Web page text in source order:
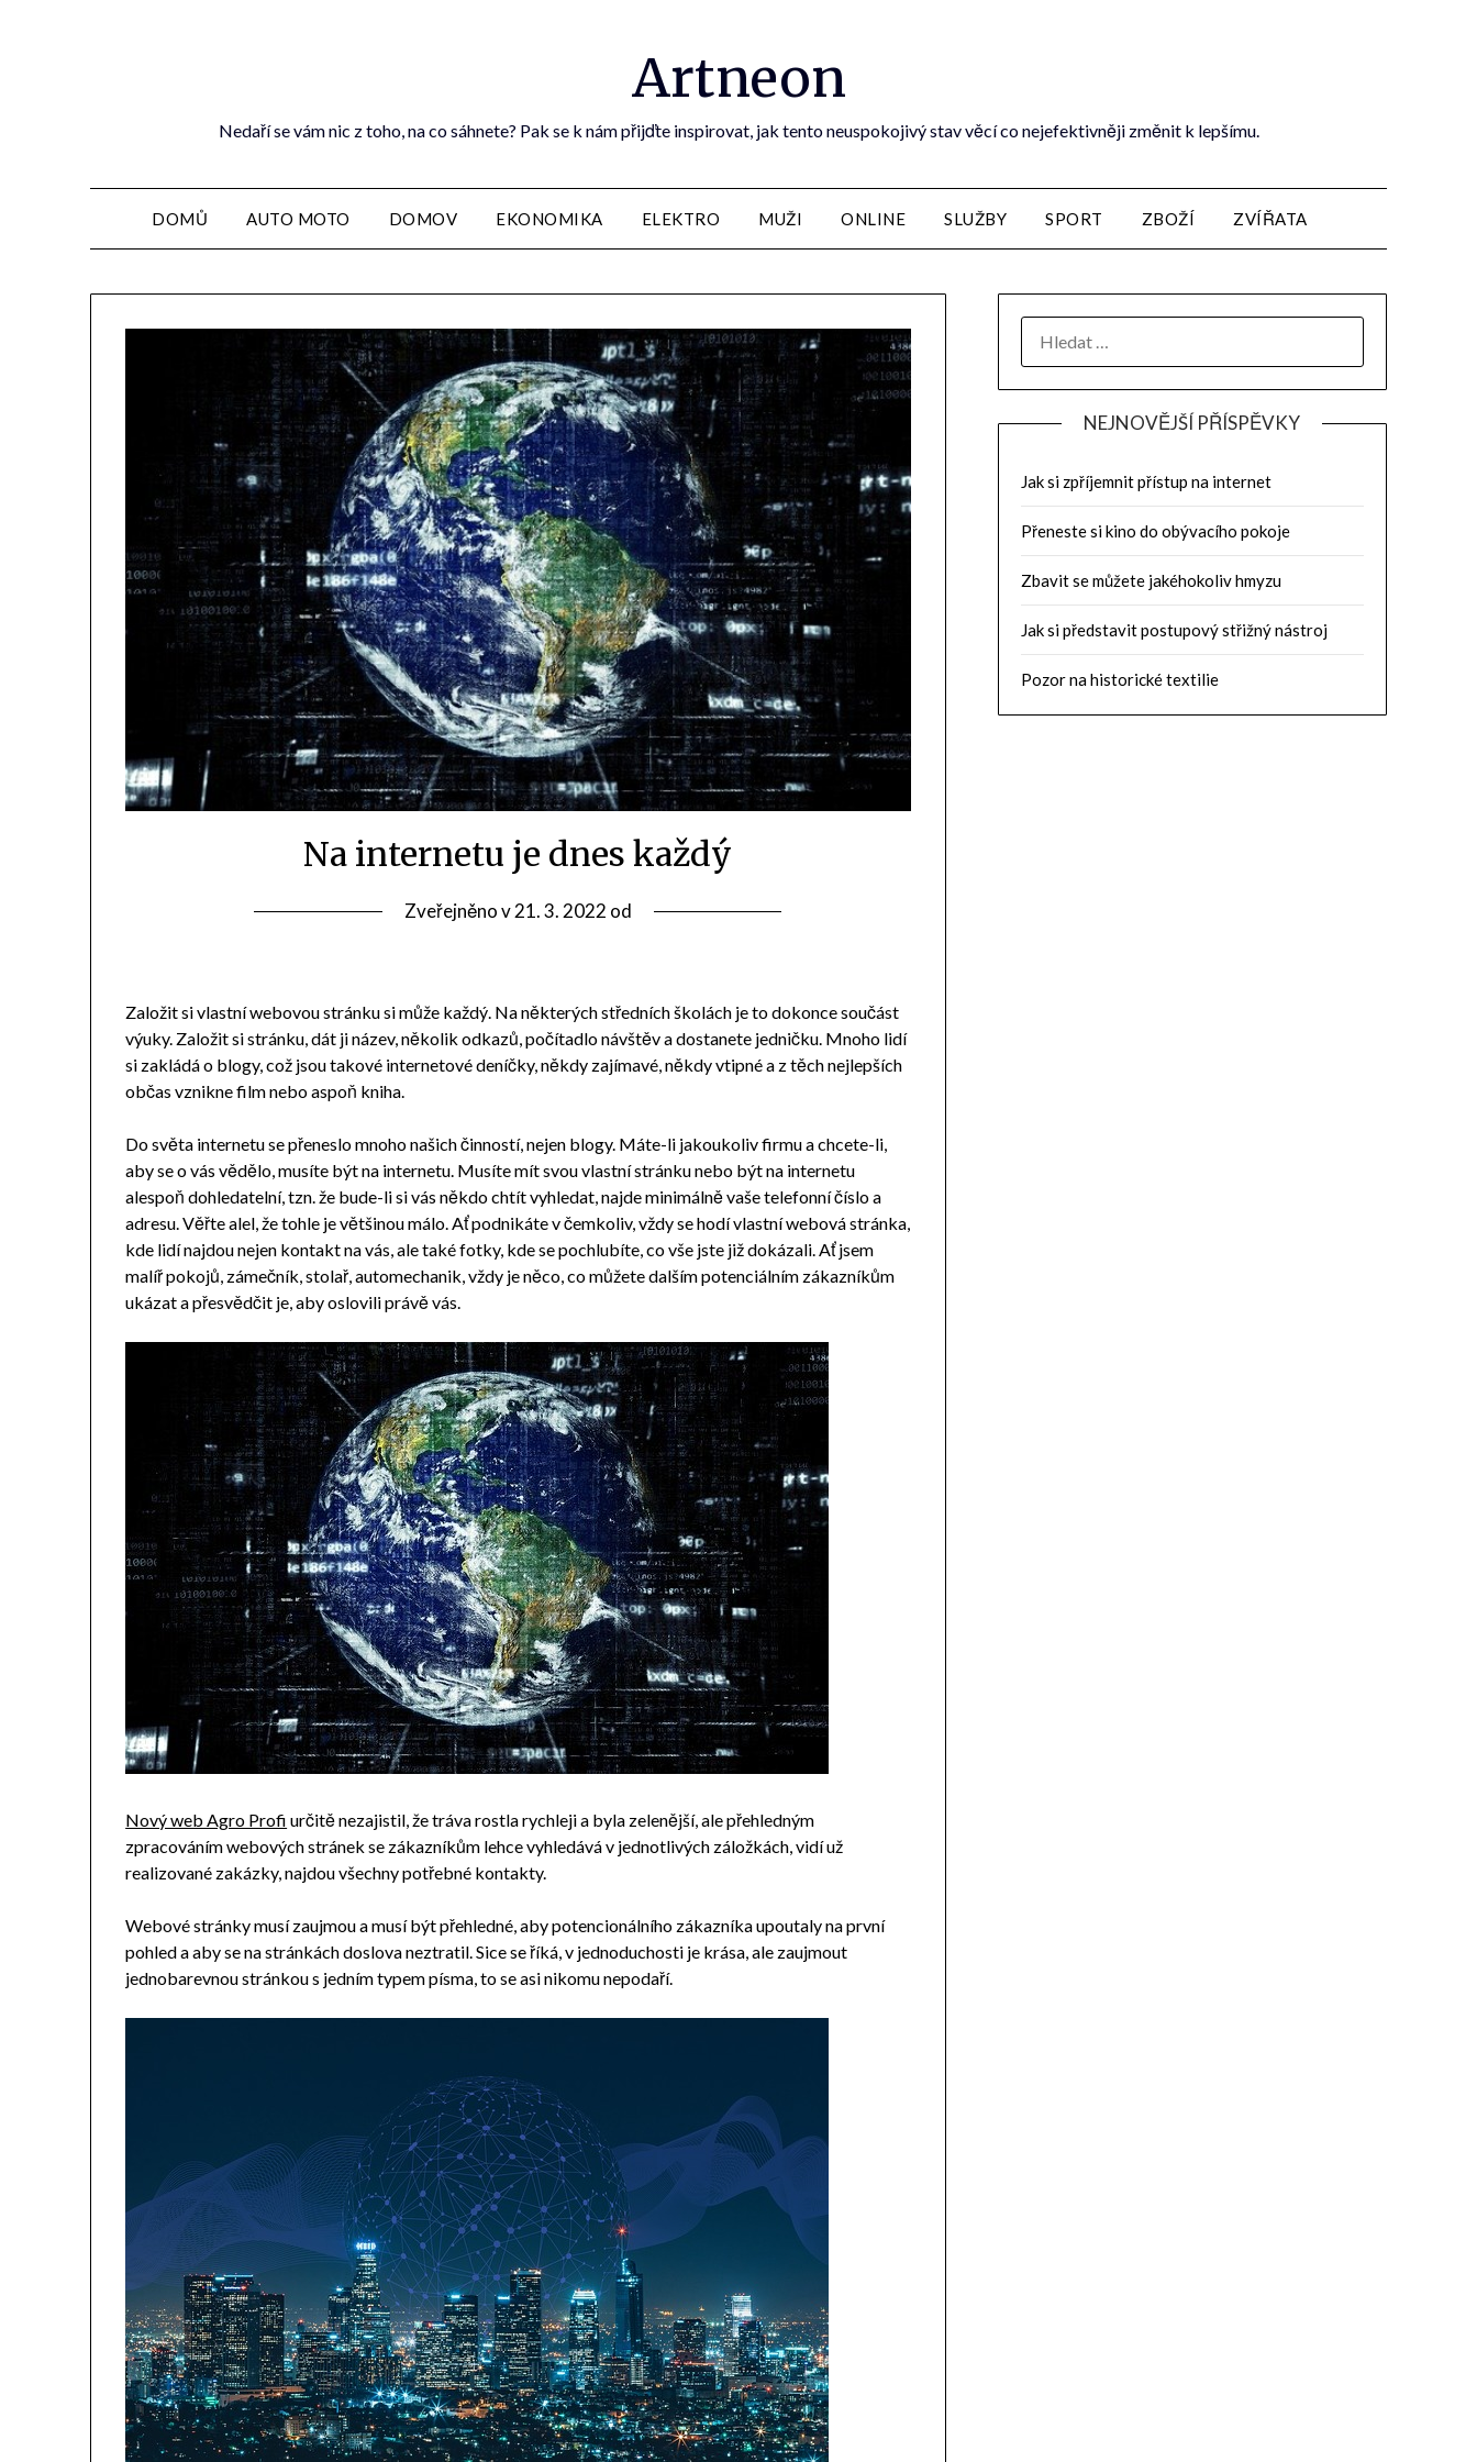
Artneon
Nedaří se vám nic z toho, na co sáhnete? Pak se k nám přijďte inspirovat, jak tento neuspokojivý stav věcí co nejefektivněji změnit k lepšímu.
DOMŮ AUTO MOTO DOMOV EKONOMIKA ELEKTRO MUŽI ONLINE SLUŽBY SPORT ZBOŽÍ ZVÍŘATA
Na internetu je dnes každý
Zveřejněno v21. 3. 2022 od
Založit si vlastní webovou stránku si může každý. Na některých středních školách je to dokonce součást
výuky. Založit si stránku, dát ji název, několik odkazů, počítadlo návštěv a dostanete jedničku. Mnoho lidí
si zakládá o blogy, což jsou takové internetové deníčky, někdy zajímavé, někdy vtipné a z těch nejlepších
občas vznikne film nebo aspoň kniha.
Do světa internetu se přeneslo mnoho našich činností, nejen blogy. Máte-li jakoukoliv firmu a chcete-li,
aby se o vás vědělo, musíte být na internetu. Musíte mít svou vlastní stránku nebo být na internetu
alespoň dohledatelní, tzn. že bude-li si vás někdo chtít vyhledat, najde minimálně vaše telefonní číslo a
adresu. Věřte alel, že tohle je většinou málo. Ať podnikáte v čemkoliv, vždy se hodí vlastní webová stránka,
kde lidí najdou nejen kontakt na vás, ale také fotky, kde se pochlubíte, co vše jste již dokázali. Ať jsem
malíř pokojů, zámečník, stolař, automechanik, vždy je něco, co můžete dalším potenciálním zákazníkům
ukázat a přesvědčit je, aby oslovili právě vás.
Nový web Agro Profi určitě nezajistil, že tráva rostla rychleji a byla zelenější, ale přehledným
zpracováním webových stránek se zákazníkům lehce vyhledává v jednotlivých záložkách, vidí už
realizované zakázky, najdou všechny potřebné kontakty.
Webové stránky musí zaujmou a musí být přehledné, aby potencionálního zákazníka upoutaly na první
pohled a aby se na stránkách doslova neztratil. Sice se říká, v jednoduchosti je krása, ale zaujmout
jednobarevnou stránkou s jedním typem písma, to se asi nikomu nepodaří.
NEJNOVĚJŠÍ PŘÍSPĚVKY
Jak si zpříjemnit přístup na internet
Přeneste si kino do obývacího pokoje
Zbavit se můžete jakéhokoliv hmyzu
Jak si představit postupový střižný nástroj
Pozor na historické textilie